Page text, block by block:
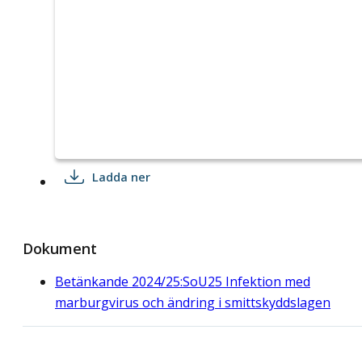
Ladda ner
Dokument
Betänkande 2024/25:SoU25 Infektion med
marburgvirus och ändring i smittskyddslagen